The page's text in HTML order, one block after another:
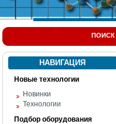
ПОИСК
НАВИГАЦИЯ
Новые технологии
Новинки
Технологии
Подбор оборудования